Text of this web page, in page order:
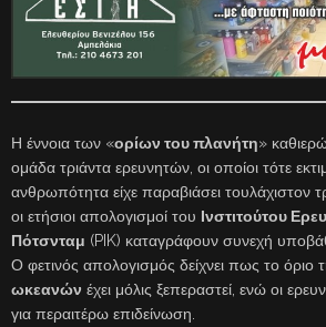
Η έννοια των «ορίων του πλανήτη»
ομάδα τριάντα ερευνητών, οι οποίοι τότε
ανθρωπότητα είχε παραβιάσει τουλάχιστον
οι ετήσιοι απολογισμοί του Ινστιτούτου
Πότσνταμ (PIK) καταγράφουν συνεχή
Ο φετινός απολογισμός δείχνει πως το όριο
ωκεανών έχει μόλις ξεπεραστεί, ενώ οι
για περαιτέρω επιδείνωση.